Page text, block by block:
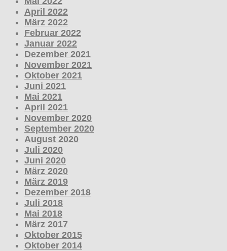
April 2022
März 2022
Februar 2022
Januar 2022
Dezember 2021
November 2021
Oktober 2021
Juni 2021
Mai 2021
April 2021
November 2020
September 2020
August 2020
Juli 2020
Juni 2020
März 2020
März 2019
Dezember 2018
Juli 2018
Mai 2018
März 2017
Oktober 2015
Oktober 2014